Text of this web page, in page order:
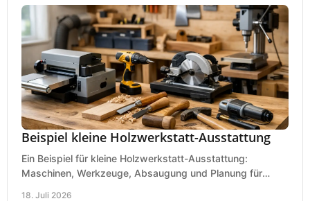
Beispiel kleine Holzwerkstatt-Ausstattung
Ein Beispiel für kleine Holzwerkstatt-Ausstattung:
Maschinen, Werkzeuge, Absaugung und Planung für
18. Juli 2026